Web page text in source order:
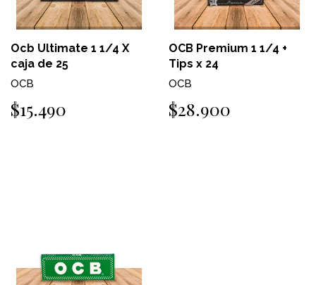
Ocb Ultimate 1 1/4 X
caja de 25
OCB
$15.490
OCB Premium 1 1/4 +
Tips x 24
OCB
$28.900